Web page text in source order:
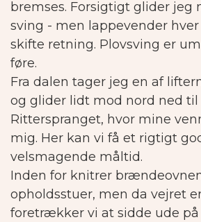
bremses. Forsigtigt glider jeg
sving - men lappevender
skifte retning. Plovsving er
føre.
Fra dalen tager jeg en af
og glider lidt mod nord ned
Ritterspranget, hvor mine
mig. Her kan vi få et rigtigt
velsmagende måltid.
Inden for knitrer
opholdsstuer, men da vejret
foretrækker vi at sidde ude